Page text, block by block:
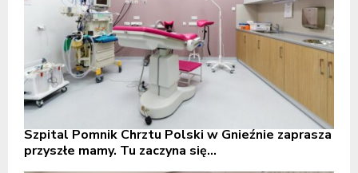
Szpital Pomnik Chrztu Polski w Gnieźnie zaprasza
przyszłe mamy. Tu zaczyna się...